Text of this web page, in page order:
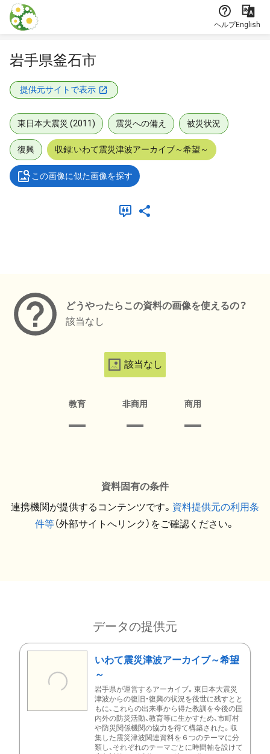
本文に飛ぶ
ヘルプEnglish
岩手県釜石市
提供元サイトで表示
東日本大震災 (2011) 震災への備え 被災状況
復興 収録:いわて震災津波アーカイブ～希望～
この画像に似た画像を探す
どうやったらこの資料の画像を使えるの？
該当なし
該当なし
教育 非商用 商用
資料固有の条件
連携機関が提供するコンテンツです。 資料提供元の利用条
件等（外部サイトへリンク）をご確認ください。
データの提供元
いわて震災津波アーカイブ～希望
～
岩手県が運営するアーカイブ。東日本大震災
津波からの復旧・復興の状況を後世に残すとと
もに、これらの出来事から得た教訓を今後の国
内外の防災活動、教育等に生かすため、市町村
や防災関係機関の協力を得て構築された。収
集した震災津波関連資料を６つのテーマに分
類し、それぞれのテーマごとに時間軸を設けて